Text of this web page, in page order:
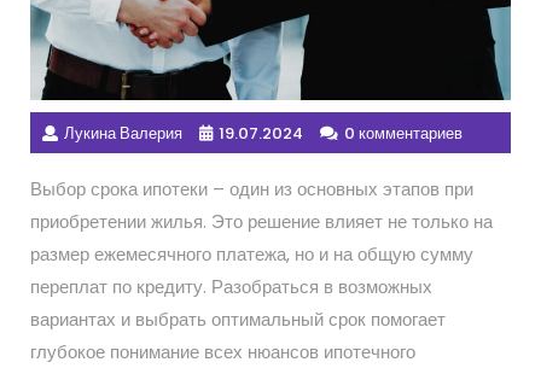
Лукина Валерия 19.07.2024 0 комментариев
Выбор срока ипотеки – один из основных этапов при
приобретении жилья. Это решение влияет не только на
размер ежемесячного платежа, но и на общую сумму
переплат по кредиту. Разобраться в возможных
вариантах и выбрать оптимальный срок помогает
глубокое понимание всех нюансов ипотечного